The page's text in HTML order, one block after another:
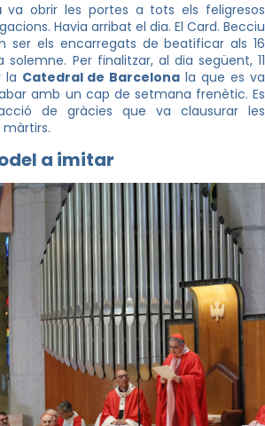
va obrir les portes a tots els feligresos
Havia arribat el dia. El Card. Becciu
ser els encarregats de beatificar als 16
solemne. Per finalitzar, al dia següent, 11
la Catedral de Barcelona la que es va
amb un cap de setmana frenètic. Es
de gràcies que va clausurar les
a imitar